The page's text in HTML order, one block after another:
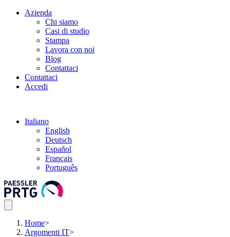
Azienda
Chi siamo
Casi di studio
Stampa
Lavora con noi
Blog
Contattaci
Contattaci
Accedi
Italiano
English
Deutsch
Español
Français
Português
Home>
Argomenti IT>